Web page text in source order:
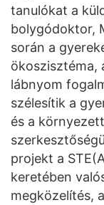
tanulókat a
bolygódoktor,
során a
ökoszisztéma,
lábnyom
szélesítik a
és a
projekt a
keretében
megközelítés,